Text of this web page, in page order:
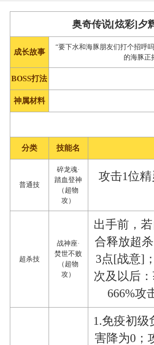
奥奇传说[炫彩]夕
成长故事
“要下水和海豚朋友们打个招呼
的海豚正
BOSS打法
神属材料
分类 技能名
普通技
碎龙魂·
踏血登神
（超物
攻）
攻击1位
超杀技
战神座·
焚世不败
（超物
攻）
出手前，
合释放超
3点[战意]
次及以后
666%攻
1.免疫初
害降为0；